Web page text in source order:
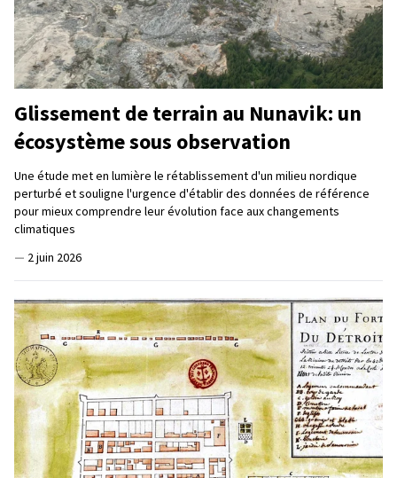
Glissement de terrain au Nunavik: un
écosystème sous observation
Une étude met en lumière le rétablissement d'un milieu nordique
perturbé et souligne l'urgence d'établir des données de référence
pour mieux comprendre leur évolution face aux changements
climatiques
— 2 juin 2026